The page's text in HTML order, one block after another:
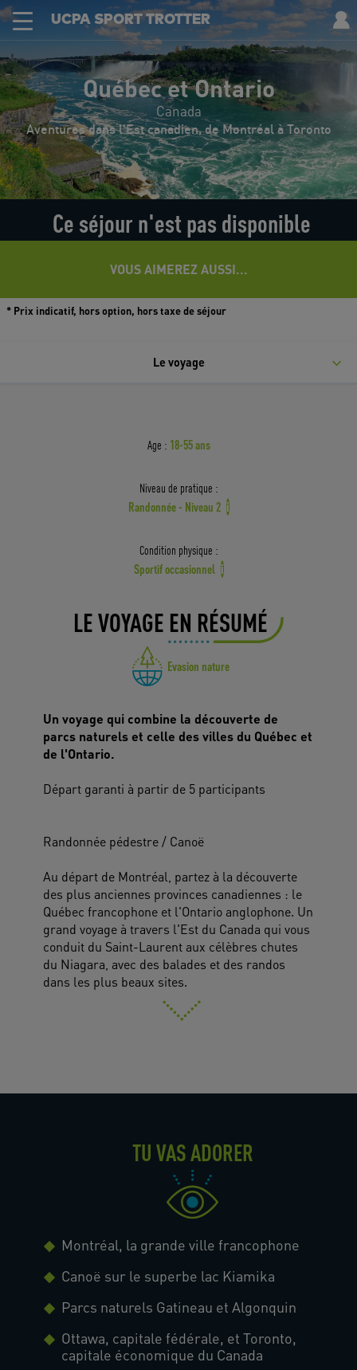
UCPA SPORT TROTTER
Québec et Ontario
Canada
Aventures dans l'Est canadien, de Montréal à Toronto
Ce séjour n'est pas disponible
VOUS AIMEREZ AUSSI...
* Prix indicatif, hors option, hors taxe de séjour
Le voyage
Avis
Infos pratiques
Jour après jour
En images
Le voyage
Age : 18-55 ans
Niveau de pratique :
Randonnée - Niveau 2 i
Condition physique :
Sportif occasionnel i
LE VOYAGE EN RÉSUMÉ
Evasion nature
Un voyage qui combine la découverte de
parcs naturels et celle des villes du Québec et
de l'Ontario.
Départ garanti à partir de 5 participants
Randonnée pédestre / Canoë
Au départ de Montréal, partez à la découverte
des plus anciennes provinces canadiennes : le
Québec francophone et l'Ontario anglophone. Un
grand voyage à travers l'Est du Canada qui vous
conduit du Saint-Laurent aux célèbres chutes
du Niagara, avec des balades et des randos
dans les plus beaux sites.
TU VAS ADORER
Montréal, la grande ville francophone
Canoë sur le superbe lac Kiamika
Parcs naturels Gatineau et Algonquin
Ottawa, capitale fédérale, et Toronto,
capitale économique du Canada